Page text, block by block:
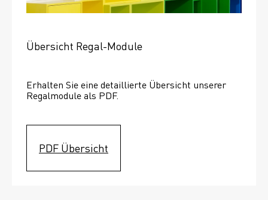
Übersicht Regal-Module
Erhalten Sie eine detaillierte Übersicht unserer
Regalmodule als PDF.
PDF Übersicht